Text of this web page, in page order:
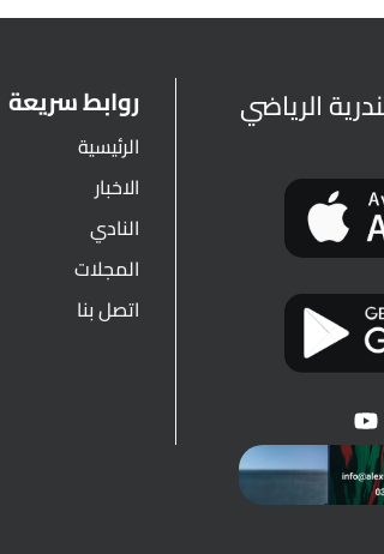
الرياضي روابط سريعة
الرئيسية
الاخبار
النادي
المجلات
اتصل بنا